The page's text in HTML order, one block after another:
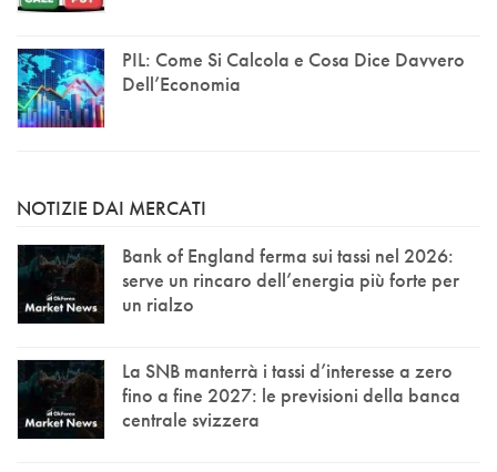
PIL: Come Si Calcola e Cosa Dice Davvero
Dell’Economia
NOTIZIE DAI MERCATI
Bank of England ferma sui tassi nel 2026:
serve un rincaro dell’energia più forte per
un rialzo
La SNB manterrà i tassi d’interesse a zero
fino a fine 2027: le previsioni della banca
centrale svizzera